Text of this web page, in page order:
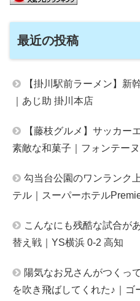
最近の投稿
【掛川駅前ラーメン】新
｜あじ助 掛川本店
【藤枝グルメ】サッカー
素敵な和菓子｜フォンテー
勾当台公園のワンランク
テル｜スーパーホテル
こんなにも残酷な試合が
替え戦｜YS横浜 0-2 高知
陽気なお兄さんがつくっ
を吹き飛ばしてくれた♪｜ゴ